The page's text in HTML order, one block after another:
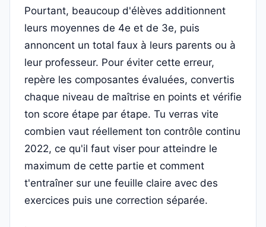
Pourtant, beaucoup d'élèves additionnent
leurs moyennes de 4e et de 3e, puis
annoncent un total faux à leurs parents ou à
leur professeur. Pour éviter cette erreur,
repère les composantes évaluées, convertis
chaque niveau de maîtrise en points et vérifie
ton score étape par étape. Tu verras vite
combien vaut réellement ton contrôle continu
2022, ce qu'il faut viser pour atteindre le
maximum de cette partie et comment
t'entraîner sur une feuille claire avec des
exercices puis une correction séparée.